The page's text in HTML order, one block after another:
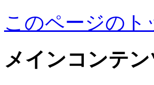
このページのト
メインコンテン